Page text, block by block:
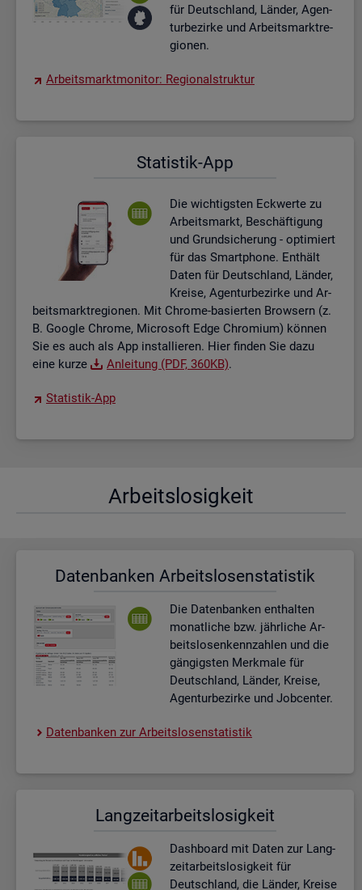
für Deutsch­land, Län­der, Agen­
tur­be­zir­ke und Ar­beits­markt­re­
gio­nen.
Ar­beits­markt­mo­ni­tor: Re­gio­nal­struk­tur
Sta­tis­tik-App
Die wich­tigs­ten Eck­wer­te zu
Ar­beits­markt, Be­schäf­ti­gung
und Grund­si­che­rung - op­ti­miert
für das Smart­pho­ne. Ent­hält
Daten für Deutsch­land, Län­der,
Krei­se, Agen­tur­be­zir­ke und Ar­
beits­markt­re­gio­nen. Mit Chro­me-ba­sier­ten Brow­sern (z.
B. Goog­le Chro­me, Mi­cro­soft Edge Chro­mi­um) kön­nen
Sie es auch als App in­stal­lie­ren. Hier fin­den Sie dazu
eine kurze
An­lei­tung (PDF, 360KB).
Sta­tis­tik-App
Ar­beits­lo­sig­keit
Da­ten­ban­ken Ar­beits­lo­sen­sta­tis­tik
Die Da­ten­ban­ken ent­hal­ten
mo­nat­li­che bzw. jähr­li­che Ar­
beits­lo­sen­kenn­zah­len und die
gän­gigs­ten Merk­ma­le für
Deutsch­land, Län­der, Krei­se,
Agen­tur­be­zir­ke und Job­cen­ter.
Da­ten­ban­ken zur Ar­beits­lo­sen­sta­tis­tik
Lang­zeit­ar­beits­lo­sig­keit
Dash­board mit Daten zur Lang­
zeit­ar­beits­lo­sig­keit für
Deutsch­land, die Län­der, Krei­se